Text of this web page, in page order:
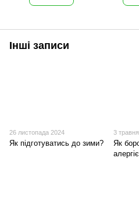
Інші записи
26 листопада 2024
Як підготуватись до зими?
3
Як